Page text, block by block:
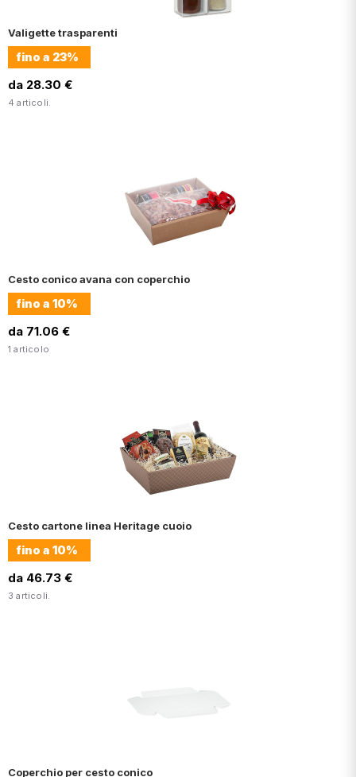
Valigette trasparenti
fino a 23%
da 28.30 €
4 articoli.
Cesto conico avana con coperchio
fino a 10%
da 71.06 €
1 articolo
Cesto cartone linea Heritage cuoio
fino a 10%
da 46.73 €
3 articoli.
Coperchio per cesto conico